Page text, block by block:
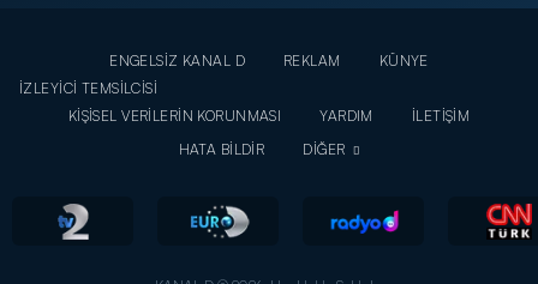
ENGELSİZ KANAL D REKLAM
KÜNYE
İZLEYİCİ TEMSİLCİSİ
KİŞİSEL VERİLERİN KORUNMASI
YARDIM
İLETİŞİM
HATA BİLDİR
DİĞER